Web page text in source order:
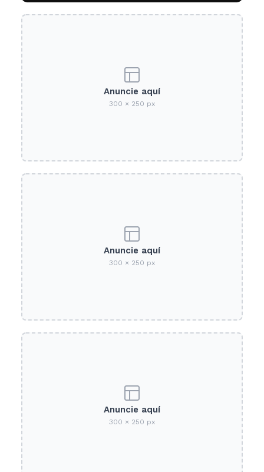
Anuncie aquí
300 × 250 px
Anuncie aquí
300 × 250 px
Anuncie aquí
300 × 250 px